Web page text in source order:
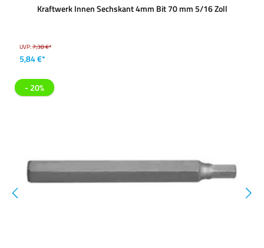
Kraftwerk Innen Sechskant 4mm Bit 70 mm 5/16 Zoll
UVP:7,38 €*
5,84 €*
- 20%